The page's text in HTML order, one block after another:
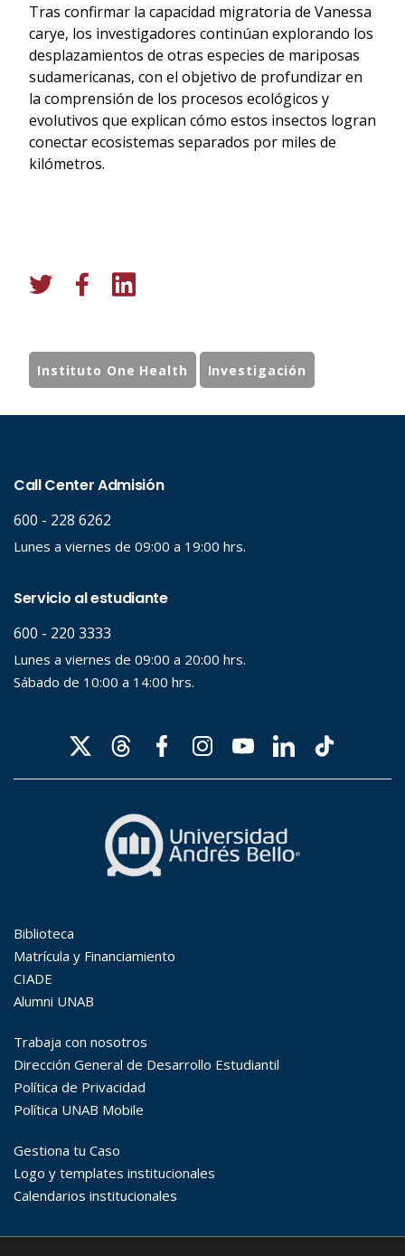
Tras confirmar la capacidad migratoria de Vanessa
carye, los investigadores continúan explorando los
desplazamientos de otras especies de mariposas
sudamericanas, con el objetivo de profundizar en
la comprensión de los procesos ecológicos y
evolutivos que explican cómo estos insectos logran
conectar ecosistemas separados por miles de
kilómetros.
Instituto One Health Investigación